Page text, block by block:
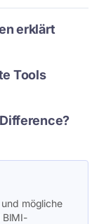
erklärt
Tools
mögliche
BIMI-